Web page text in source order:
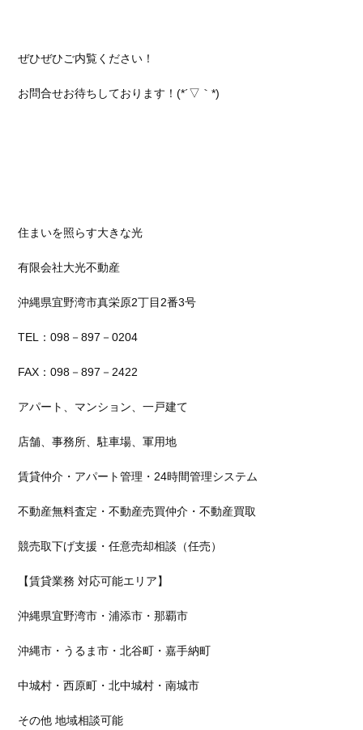
ぜひぜひご内覧ください！
お問合せお待ちしております！(*´▽｀*)
住まいを照らす大きな光
有限会社大光不動産
沖縄県宜野湾市真栄原2丁目 2番3号
TEL：098 －897 －0204
FAX：098 －897 － 2422
アパート、マンション、一戸建て
店舗、事務所、駐車場、軍用地
賃貸仲介・アパート管理・ 24時間管理システム
不動産無料査定・不動産売買仲介・不動産買取
競売取下げ支援・任意売却相談（任売）
【賃貸業務 対応可能エリア】
沖縄県宜野湾市・浦添市・那覇市
沖縄市・うるま市・北谷町・嘉手納町
中城村・西原町・北中城村・南城市
その他 地域相談可能